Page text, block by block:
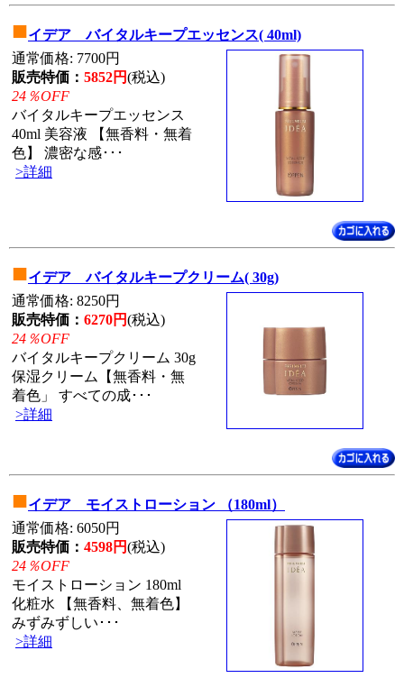
■イデア バイタルキープエッセンス( 40ml)
通常価格: 7700円
販売特価： 5852円(税込)
24％OFF
バイタルキープエッセンス
40ml 美容液 【無香料・無着
色】 濃密な感･･･
>詳細
■イデア バイタルキープクリーム( 30g)
通常価格: 8250円
販売特価： 6270円(税込)
24％OFF
バイタルキープクリーム 30g
保湿クリーム【無香料・無
着色」 すべての成･･･
>詳細
■イデア モイストローション （180ml）
通常価格: 6050円
販売特価： 4598円(税込)
24％OFF
モイストローション 180ml
化粧水 【無香料、無着色】
みずみずしい･･･
>詳細